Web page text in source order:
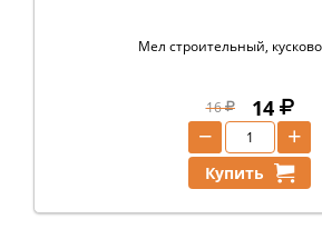
Мел строительный,
16 14
+
−
Купить